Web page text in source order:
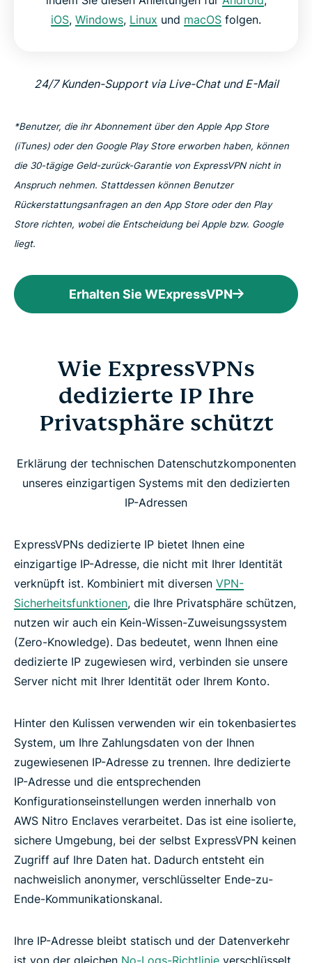
iOS, Windows, Linux und macOS folgen.
24/7 Kunden-Support via Live-Chat und E-Mail
*Benutzer, die ihr Abonnement über den Apple App Store
(iTunes) oder den Google Play Store erworben haben, können
die 30-tägige Geld-zurück-Garantie von ExpressVPN nicht in
Anspruch nehmen. Stattdessen können Benutzer
Rückerstattungsanfragen an den App Store oder den Play
Store richten, wobei die Entscheidung bei Apple bzw. Google
liegt.
Erhalten Sie WExpressVPN
Wie ExpressVPNs
dedizierte IP Ihre
Privatsphäre schützt
Erklärung der technischen Datenschutzkomponenten
unseres einzigartigen Systems mit den dedizierten
IP-Adressen
ExpressVPNs dedizierte IP bietet Ihnen eine
einzigartige IP-Adresse, die nicht mit Ihrer Identität
verknüpft ist. Kombiniert mit diversen VPN-
Sicherheitsfunktionen, die Ihre Privatsphäre schützen,
nutzen wir auch ein Kein-Wissen-Zuweisungssystem
(Zero-Knowledge). Das bedeutet, wenn Ihnen eine
dedizierte IP zugewiesen wird, verbinden sie unsere
Server nicht mit Ihrer Identität oder Ihrem Konto.
Hinter den Kulissen verwenden wir ein tokenbasiertes
System, um Ihre Zahlungsdaten von der Ihnen
zugewiesenen IP-Adresse zu trennen. Ihre dedizierte
IP-Adresse und die entsprechenden
Konfigurationseinstellungen werden innerhalb von
AWS Nitro Enclaves verarbeitet. Das ist eine isolierte,
sichere Umgebung, bei der selbst ExpressVPN keinen
Zugriff auf Ihre Daten hat. Dadurch entsteht ein
nachweislich anonymer, verschlüsselter Ende-zu-
Ende-Kommunikationskanal.
Ihre IP-Adresse bleibt statisch und der Datenverkehr